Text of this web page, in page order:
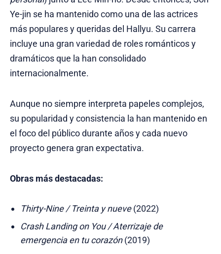
Ye-jin se ha mantenido como una de las actrices
más populares y queridas del Hallyu. Su carrera
incluye una gran variedad de roles románticos y
dramáticos que la han consolidado
internacionalmente.
Aunque no siempre interpreta papeles complejos,
su popularidad y consistencia la han mantenido en
el foco del público durante años y cada nuevo
proyecto genera gran expectativa.
Obras más destacadas:
Thirty-Nine / Treinta y nueve(2022)
Crash Landing on You / Aterrizaje de
emergencia en tu corazón(2019)